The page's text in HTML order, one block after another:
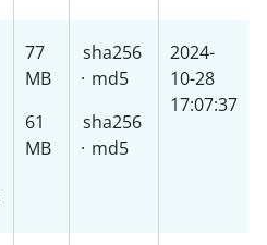
77
MB
61
MB
sha256
· md5
sha256
· md5
2024-
10-28
17:07:37